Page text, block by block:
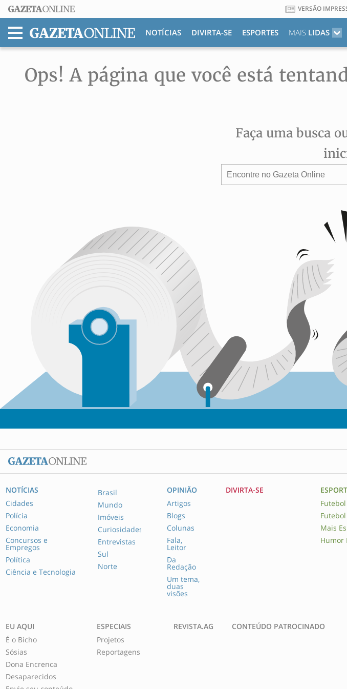
VERSÃO
MENU
NOTÍCIAS DIVIRTA-SE ESPORTES MAISLIDAS
Ops! A página que você está
Faça uma busca
NOTÍCIAS
Cidades
Polícia
Economia
Concursos e
Empregos
Política
Ciência e Tecnologia
Brasil
Mundo
Imóveis
Curiosidades
Entrevistas
Sul
Norte
OPINIÃO
Artigos
Blogs
Colunas
Fala,
Leitor
Da
Redação
Um tema,
duas
visões
DIVIRTA-SE
Futebol
Mais
Humor
EU AQUI
É o Bicho
Sósias
Dona Encrenca
Desaparecidos
ESPECIAIS
Projetos
Reportagens
REVISTA.AG CONTEÚDO PATROCINADO